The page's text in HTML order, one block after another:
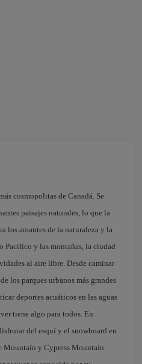
cosmopolitas de Canadá. Se
paisajes naturales, lo que la
los amantes de la naturaleza y la
Pacífico y las montañas, la ciudad
al aire libre. Desde caminar
los parques urbanos más grandes
deportes acuáticos en las aguas
tiene algo para todos. En
del esquí y el snowboard en
Mountain y Cypress Mountain.